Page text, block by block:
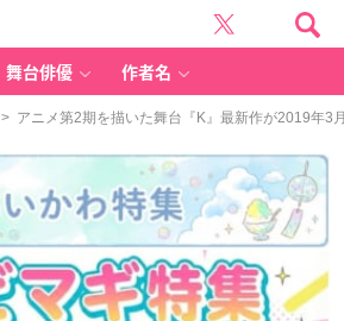
舞台俳優 作者名
> アニメ第2期を描いた舞台『K』最新作が2019年3